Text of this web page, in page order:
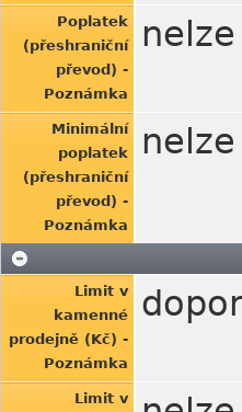
Poplatek
(přeshraniční
převod) -
Poznámka
nelze
Minimální
poplatek
(přeshraniční
převod) -
Poznámka
nelze
Limit v
kamenné
prodejně (Kč) -
Poznámka
Limit v